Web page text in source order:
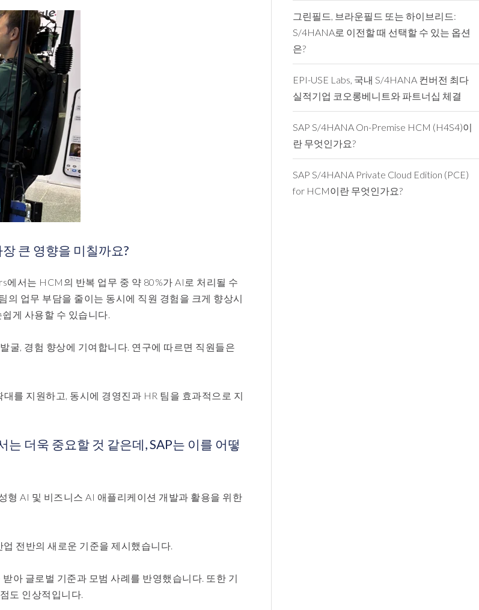
큰 영향을 미칠까요?
서는 HCM의 반복 업무 중 약 80%가 AI로 처리될 수
업무 부담을 줄이는 동시에 직원 경험을 크게 향상시
게 사용할 수 있습니다.
굴, 경험 향상에 기여합니다. 연구에 따르면 직원들은
를 지원하고, 동시에 경영진과 HR 팀을 효과적으로 지
더욱 중요할 것 같은데, SAP는 이를 어떻
형 AI 및 비즈니스 AI 애플리케이션 개발과 활용을 위한
전반의 새로운 기준을 제시했습니다.
아 글로벌 기준과 모범 사례를 반영했습니다. 또한 기
도 인상적입니다.
그린필드, 브라운필드 또는 하이브리드:
S/4HANA로 이전할 때 선택할 수 있는 옵션
은?
EPI-USE Labs, 국내 S/4HANA 컨버전 최다
실적기업 코오롱베니트와 파트너십 체결
SAP S/4HANA On-Premise HCM (H4S4)이
란 무엇인가요?
SAP S/4HANA Private Cloud Edition (PCE)
for HCM이란 무엇인가요?